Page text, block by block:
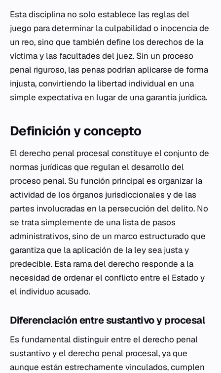
Esta disciplina no solo establece las reglas del
juego para determinar la culpabilidad o inocencia de
un reo, sino que también define los derechos de la
víctima y las facultades del juez. Sin un proceso
penal riguroso, las penas podrían aplicarse de forma
injusta, convirtiendo la libertad individual en una
simple expectativa en lugar de una garantía jurídica.
Definición y concepto
El derecho penal procesal constituye el conjunto de
normas jurídicas que regulan el desarrollo del
proceso penal. Su función principal es organizar la
actividad de los órganos jurisdiccionales y de las
partes involucradas en la persecución del delito. No
se trata simplemente de una lista de pasos
administrativos, sino de un marco estructurado que
garantiza que la aplicación de la ley sea justa y
predecible. Esta rama del derecho responde a la
necesidad de ordenar el conflicto entre el Estado y
el individuo acusado.
Diferenciación entre sustantivo y procesal
Es fundamental distinguir entre el derecho penal
sustantivo y el derecho penal procesal, ya que
aunque están estrechamente vinculados, cumplen